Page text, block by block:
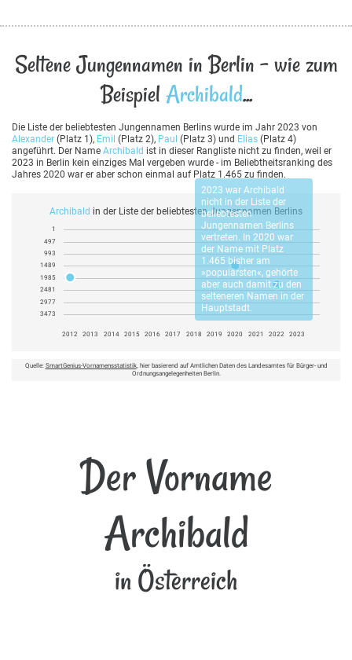
Seltene Jungennamen in Berlin - wie zum
Beispiel Archibald...
Die Liste der beliebtesten Jungennamen Berlins wurde im Jahr 2023 von
Alexander (Platz 1), Emil (Platz 2), Paul (Platz 3) und Elias (Platz 4)
angeführt. Der Name Archibald ist in dieser Rangliste nicht zu finden, weil er
2023 in Berlin kein einziges Mal vergeben wurde - im Beliebtheitsranking des
Jahres 2020 war er aber schon einmal auf Platz 1.465 zu finden.
Archibald in der Liste der beliebtesten Jungennamen Berlins
2023 war Archibald
nicht in der Liste der
beliebtesten
Jungennamen Berlins
vertreten. In 2020 war
der Name mit Platz
1.465 bisher am
»populärsten«, gehörte
aber auch damit zu den
selteneren Namen in der
Hauptstadt.
1
497
993
1489
1985
2481
2977
3473
2012 2013 2014 2015 2016 2017 2018 2019 2020 2021 2022 2023
Quelle: SmartGenius-Vornamensstatistik, hier basierend auf Amtlichen Daten des Landesamtes für Bürger- und
Ordnungsangelegenheiten Berlin.
Der Vorname
Archibald
in Österreich